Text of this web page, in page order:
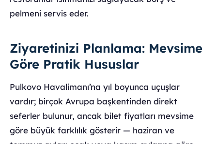
pelmeni servis eder.
Ziyaretinizi Planlama: Mevsime
Göre Pratik Hususlar
Pulkovo Havalimanı’na yıl boyunca uçuşlar
vardır; birçok Avrupa başkentinden direkt
seferler bulunur, ancak bilet fiyatları mevsime
göre büyük farklılık gösterir — haziran ve